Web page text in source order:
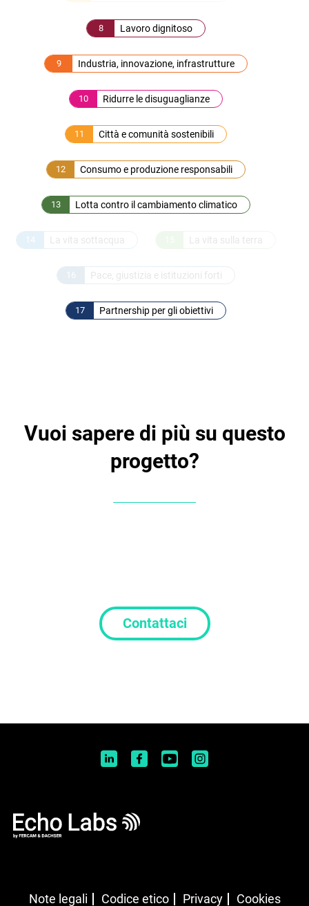
8 Lavoro dignitoso
9 Industria, innovazione, infrastrutture
10 Ridurre le disuguaglianze
11 Città e comunità sostenibili
12 Consumo e produzione responsabili
13 Lotta contro il cambiamento climatico
14 La vita sottacqua La vita sulla terra
16 Pace, giustizia e istituzioni forti
17 Partnership per gli obiettivi
Vuoi sapere di più su questo
progetto?
Contattaci
Note legali Codice etico Privacy Cookies